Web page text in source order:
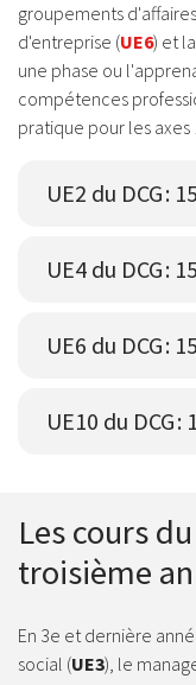
groupements
d'entreprise (UE6) et
une phase ou
compétences
pratique pour les axes
UE2 du DCG :
UE4 du DCG :
UE6 du DCG :
UE10 du DCG :
Les cours
troisième
En 3e et dernière
social (UE3), le